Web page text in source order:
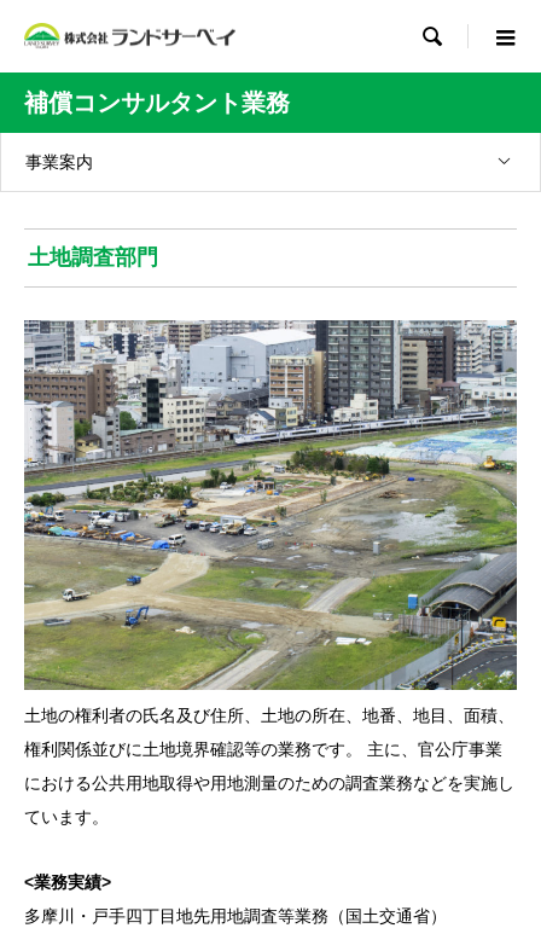

補償コンサルタント業務
事業案内
土地調査部門
土地の権利者の氏名及び住所、土地の所在、地番、地目、面積、
権利関係並びに土地境界確認等の業務です。 主に、官公庁事業
における公共用地取得や用地測量のための調査業務などを実施し
ています。
<業務実績>
多摩川・戸手四丁目地先用地調査等業務（国土交通省）